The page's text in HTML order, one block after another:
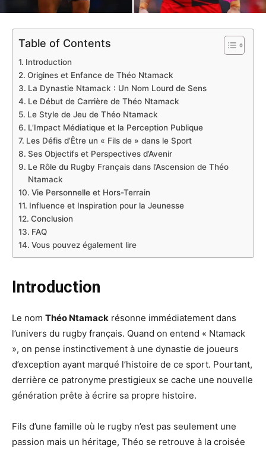
Table of Contents
Introduction
Origines et Enfance de Théo Ntamack
La Dynastie Ntamack : Un Nom Lourd de Sens
Le Début de Carrière de Théo Ntamack
Le Style de Jeu de Théo Ntamack
L’Impact Médiatique et la Perception Publique
Les Défis d’Être un « Fils de » dans le Sport
Ses Objectifs et Perspectives d’Avenir
Le Rôle du Rugby Français dans l’Ascension de Théo
Ntamack
Vie Personnelle et Hors-Terrain
Influence et Inspiration pour la Jeunesse
Conclusion
FAQ
Vous pouvez également lire
Introduction
Le nom Théo Ntamack résonne immédiatement dans
l’univers du rugby français. Quand on entend « Ntamack
», on pense instinctivement à une dynastie de joueurs
d’exception ayant marqué l’histoire de ce sport. Pourtant,
derrière ce patronyme prestigieux se cache une nouvelle
génération prête à écrire sa propre histoire.
Fils d’une famille où le rugby n’est pas seulement une
passion mais un héritage, Théo se retrouve à la croisée